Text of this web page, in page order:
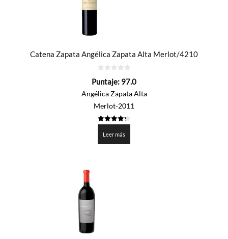
Catena Zapata Angélica Zapata Alta Merlot/4210
de
Puntaje: 97.0
Angélica Zapata Alta
Merlot-2011
de 5
Leer más